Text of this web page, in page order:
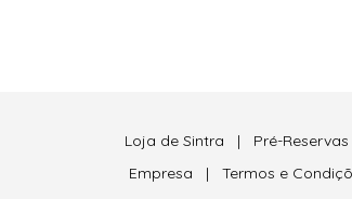
Loja de Sintra | Pré-Reservas
Empresa | Termos e